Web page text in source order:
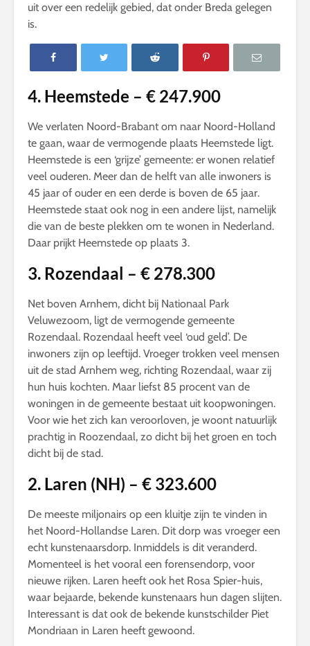
uit over een redelijk gebied, dat onder Breda gelegen
is.
4. Heemstede – € 247.900
We verlaten Noord-Brabant om naar Noord-Holland
te gaan, waar de vermogende plaats Heemstede ligt.
Heemstede is een ‘grijze’ gemeente: er wonen relatief
veel ouderen. Meer dan de helft van alle inwoners is
45 jaar of ouder en een derde is boven de 65 jaar.
Heemstede staat ook nog in een andere lijst, namelijk
die van de beste plekken om te wonen in Nederland.
Daar prijkt Heemstede op plaats 3.
3. Rozendaal – € 278.300
Net boven Arnhem, dicht bij Nationaal Park
Veluwezoom, ligt de vermogende gemeente
Rozendaal. Rozendaal heeft veel ‘oud geld’. De
inwoners zijn op leeftijd. Vroeger trokken veel mensen
uit de stad Arnhem weg, richting Rozendaal, waar zij
hun huis kochten. Maar liefst 85 procent van de
woningen in de gemeente bestaat uit koopwoningen.
Voor wie het zich kan veroorloven, je woont natuurlijk
prachtig in Roozendaal, zo dicht bij het groen en toch
dicht bij de stad.
2. Laren (NH) – € 323.600
De meeste miljonairs op een kluitje zijn te vinden in
het Noord-Hollandse Laren. Dit dorp was vroeger een
echt kunstenaarsdorp. Inmiddels is dit veranderd.
Momenteel is het vooral een forensendorp, voor
nieuwe rijken. Laren heeft ook het Rosa Spier-huis,
waar bejaarde, bekende kunstenaars hun dagen slijten.
Interessant is dat ook de bekende kunstschilder Piet
Mondriaan in Laren heeft gewoond.